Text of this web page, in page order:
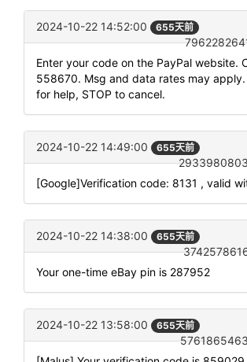
2024-10-22 14:52:00 655天前
Enter your code on the PayPal website.
558670. Msg and data rates may apply.
for help, STOP to cancel.
2024-10-22 14:49:00 655天前
[Google]Verification code: 8131 , valid
2024-10-22 14:38:00 655天前
Your one-time eBay pin is 287952
2024-10-22 13:58:00 655天前